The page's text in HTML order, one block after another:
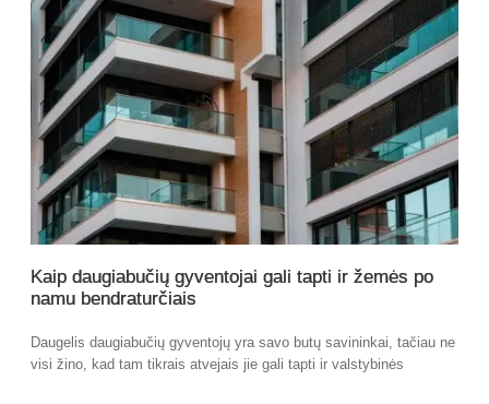
Kaip daugiabučių gyventojai gali tapti ir žemės po
namu bendraturčiais
Daugelis daugiabučių gyventojų yra savo butų savininkai, tačiau ne
visi žino, kad tam tikrais atvejais jie gali tapti ir valstybinės